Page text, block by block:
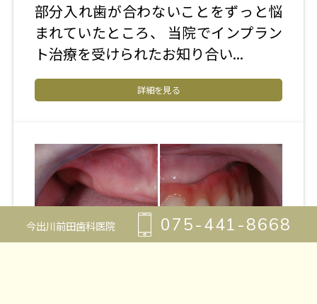
部分入れ歯が合わないことをずっと悩
まれていたところ、 当院でインプラン
ト治療を受けられたお知り合い...
詳細を見る
今出川前田歯科医院 075-441-8668